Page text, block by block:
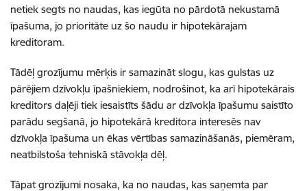
netiek segts no naudas, kas iegūta no pārdotā nekustamā
īpašuma, jo prioritāte uz šo naudu ir hipotekārajam
kreditoram.
Tādēļ grozījumu mērķis ir samazināt slogu, kas gulstas uz
pārējiem dzīvokļu īpašniekiem, nodrošinot, ka arī hipotekārais
kreditors daļēji tiek iesaistīts šādu ar dzīvokļa īpašumu saistīto
parādu segšanā, jo hipotekārā kreditora interesēs nav
dzīvokļa īpašuma un ēkas vērtības samazināšanās, piemēram,
neatbilstoša tehniskā stāvokļa dēļ.
Tāpat grozījumi nosaka, ka no naudas, kas saņemta par